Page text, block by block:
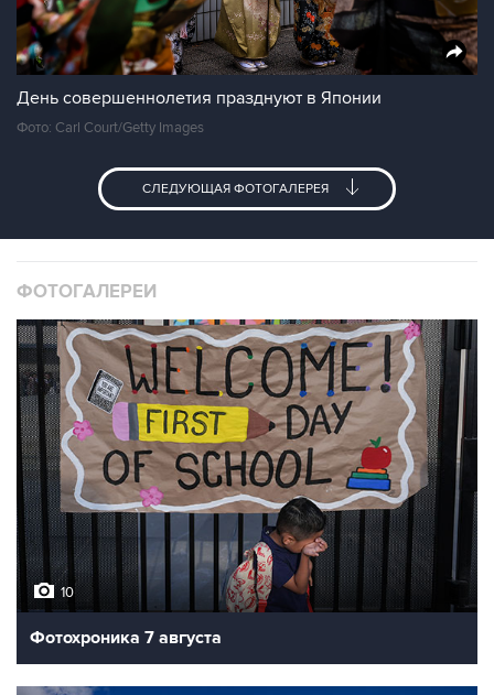
День совершеннолетия празднуют в Японии
Фото: Carl Court/Getty Images
СЛЕДУЮЩАЯ ФОТОГАЛЕРЕЯ
ФОТОГАЛЕРЕИ
10
Фотохроника 7 августа